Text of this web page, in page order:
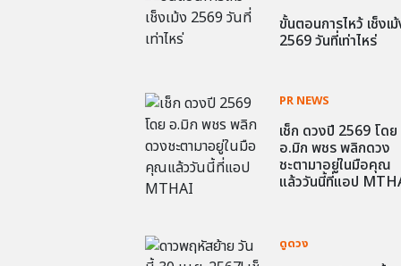
ขั้นตอนการไหว้ เช็งเ
2569 วันที่เท่าไหร่
PR NEWS
เช็ก ดวงปี 2569 โดย
อ.มิก พชร พลิกดวง
ชะตามาอยู่ในมือคุณ
แล้ววันนี้ที่แอป
ดูดวง